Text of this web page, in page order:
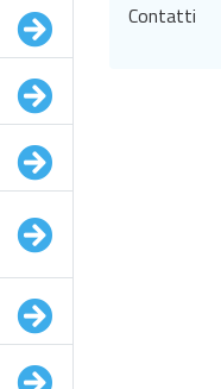
Contatti